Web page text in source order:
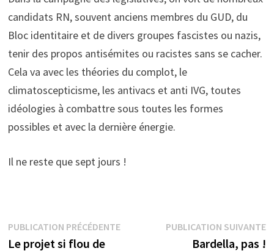
candidats RN, souvent anciens membres du GUD, du
Bloc identitaire et de divers groupes fascistes ou nazis,
tenir des propos antisémites ou racistes sans se cacher.
Cela va avec les théories du complot, le
climatoscepticisme, les antivacs et anti IVG, toutes
idéologies à combattre sous toutes les formes
possibles et avec la dernière énergie.
Il ne reste que sept jours !
Navigation
PUBLICATION PRÉCÉDENTEPublication
Le projet si flou de
PUBLICATION SUIVANTE
Bardella, pas !